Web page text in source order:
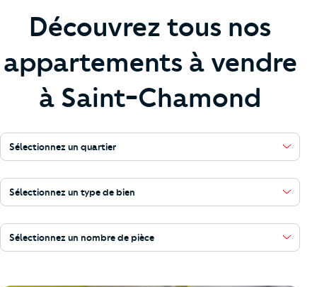
Découvrez tous nos
appartements à vendre
à Saint-Chamond
Sélectionnez un quartier
Sélectionnez un type de bien
Sélectionnez un nombre de pièce